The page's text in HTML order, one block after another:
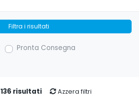
Filtra i risultati
Pronta Consegna
136 risultati Azzera filtri